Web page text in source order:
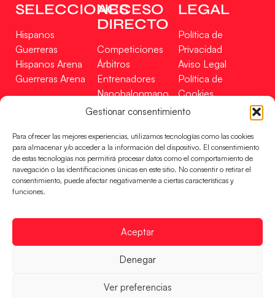
Gestionar consentimiento
Para ofrecer las mejores experiencias, utilizamos tecnologías como las cookies
para almacenar y/o acceder a la información del dispositivo. El consentimiento
de estas tecnologías nos permitirá procesar datos como el comportamiento de
navegación o las identificaciones únicas en este sitio. No consentir o retirar el
consentimiento, puede afectar negativamente a ciertas características y
funciones.
Aceptar
Denegar
Ver preferencias
SELECCIONES
Hispanos
Guerreras
Hispanos Arena
Guerreras Arena
ACCESO
DIRECTO
Competiciones
Árbitros
Entrenadores
Nanobalonmano
Tienda
LEGAL
Política de
Privacidad
Aviso Legal
Política de
Cookies
Mapa Web
Incidencias
CONTACTO
EN
FINANCIADO
RFEBM © 2024. Todos los derechos reservados –